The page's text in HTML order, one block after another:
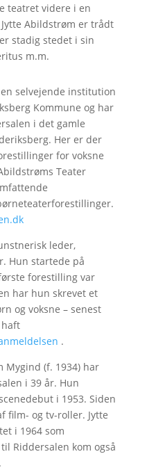
teatret videre i en
Abildstrøm er trådt
stadig stedet i sin
m.m.
selvejende institution
Kommune og har
i det gamle
Her er der
for voksne
Teater
leder,
Hun startede på
forestilling var
har hun skrevet et
og voksne – senest
haft
.
Mygind (f. 1934) har
i 39 år. Hun
i 1953. Siden
film- og tv-roller. Jytte
i 1964 som
Riddersalen kom også